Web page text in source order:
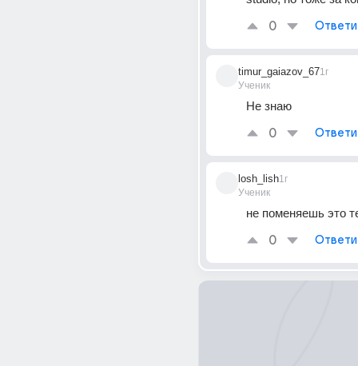
0
timur_gaiazov_67
Ученик
1г
Не знаю
0
losh_lish
Ученик
1г
не поменяешь это
0